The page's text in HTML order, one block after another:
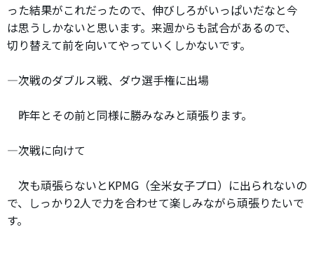
った結果がこれだったので、伸びしろがいっぱいだなと今
は思うしかないと思います。来週からも試合があるので、
切り替えて前を向いてやっていくしかないです。
―次戦のダブルス戦、ダウ選手権に出場
昨年とその前と同様に勝みなみと頑張ります。
―次戦に向けて
次も頑張らないとKPMG（全米女子プロ）に出られないの
で、しっかり2人で力を合わせて楽しみながら頑張りたいで
す。